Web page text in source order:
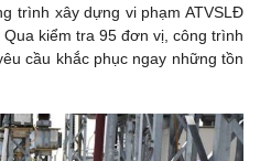
trình xây dựng vi phạm ATVSLĐ
kiểm tra 95 đơn vị, công trình
cầu khắc phục ngay những tồn